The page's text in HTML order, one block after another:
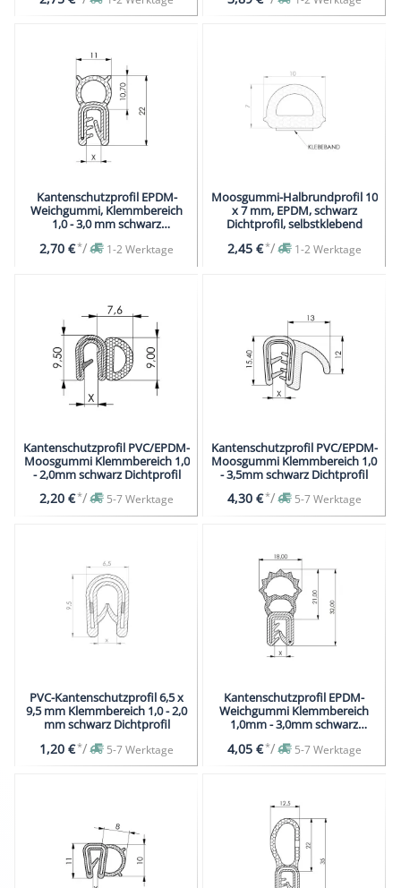
Kantenschutzprofil EPDM-
Weichgummi, Klemmbereich
1,0 - 3,0 mm schwarz
2,70 €*/ 1-2 Werktage
Moosgummi-Halbrundprofil 10
x 7 mm, EPDM, schwarz
Dichtprofil, selbstklebend
2,45 €*/ 1-2 Werktage
Kantenschutzprofil PVC/EPDM-
Moosgummi Klemmbereich 1,0
- 2,0mm schwarz Dichtprofil
2,20 €*/ 5-7 Werktage
Kantenschutzprofil PVC/EPDM-
Moosgummi Klemmbereich 1,0
- 3,5mm schwarz Dichtprofil
4,30 €*/ 5-7 Werktage
PVC-Kantenschutzprofil 6,5 x
9,5 mm Klemmbereich 1,0 - 2,0
mm schwarz Dichtprofil
1,20 €*/ 5-7 Werktage
Kantenschutzprofil EPDM-
Weichgummi Klemmbereich
1,0mm - 3,0mm schwarz
4,05 €*/ 5-7 Werktage